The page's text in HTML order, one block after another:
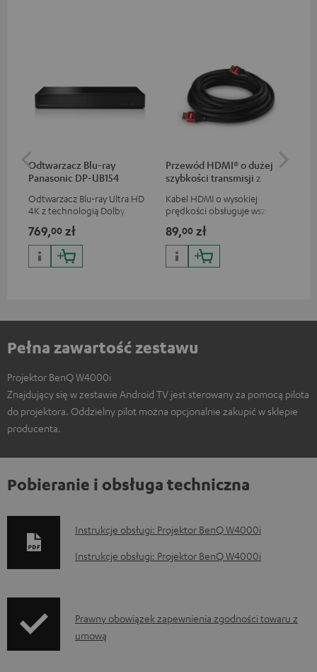
Odtwarzacz Blu-ray
Panasonic DP-UB154
Odtwarzacz Blu-ray Ultra HD
4K z technologią Dolby
oraz HDR10+ dla znakomitej
jakości obrazu z
realistycznymi kontrastami i
kolorami
769,00 zł
Przewód HDMI® o dużej
szybkości transmisji z
Kabel HDMI o wysokiej
prędkości obsługuje wszystkie
przykład 4K 50/60p i 4K 3D
89,00 zł
Pełna zawartość zestawu
Projektor BenQ W4000i
Znajdujący się w zestawie Android TV jest sterowany za pomocą pilota
do projektora. Oddzielny pilot można opcjonalnie zakupić w sklepie
producenta.
Pobieranie i obsługa techniczna
D
o
m
e
Instrukcje obsługi: Projektor BenQ W4000i
Instrukcje obsługi: Projektor BenQ W4000i
I
n
Prawny obowiązek zapewnienia zgodności towaru z
umową